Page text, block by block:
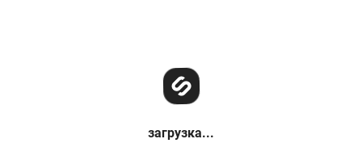
загрузка...